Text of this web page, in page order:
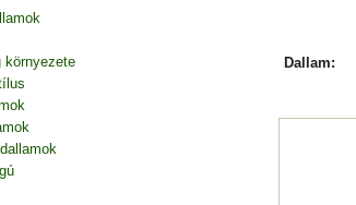
környezete
Dallam: